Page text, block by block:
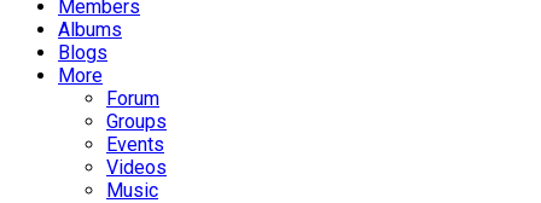
Members
Albums
Blogs
More
Forum
Groups
Events
Videos
Music